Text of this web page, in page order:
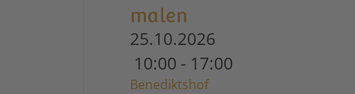
malen
25.10.2026
10:00 - 17:00
Benediktshof